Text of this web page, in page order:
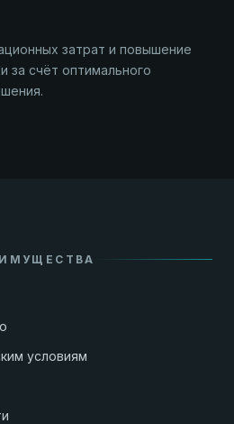
затрат и повышение
за счёт оптимального
условиям